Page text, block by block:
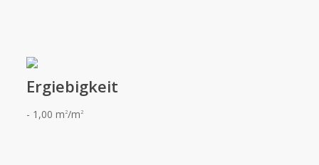
Ergiebigkeit
- 1,00 m2/m2